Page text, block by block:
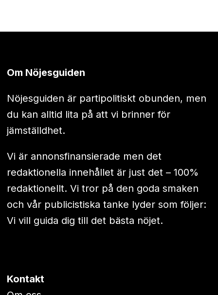
Om Nöjesguiden
Nöjesguiden är partipolitiskt obunden, men
du kan alltid lita på att vi brinner för
jämställdhet.
Vi är annonsfinansierade men det
redaktionella innehållet är just det – 100%
redaktionellt. Vi tror på den goda smaken
och vår publicistiska tanke lyder som följer:
Vi vill guida dig till det bästa nöjet.
Kontakt